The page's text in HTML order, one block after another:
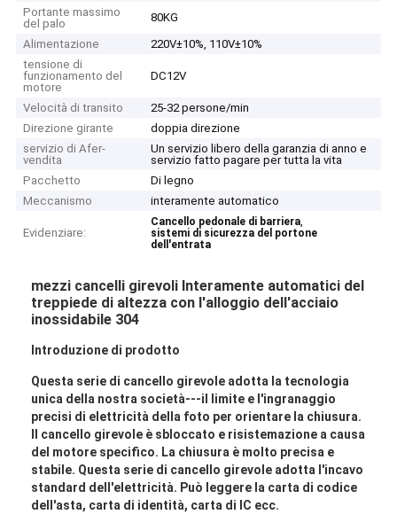
Portante massimo
del palo
80KG
Alimentazione
220V±10%, 110V±10%
tensione di
funzionamento del
motore
DC12V
Velocità di transito
25-32 persone/min
Direzione girante
doppia direzione
servizio di Afer-
vendita
Un servizio libero della garanzia di anno e
servizio fatto pagare per tutta la vita
Pacchetto
Di legno
Meccanismo
interamente automatico
Evidenziare:
Cancello pedonale di barriera,
sistemi di sicurezza del portone
dell'entrata
mezzi cancelli girevoli Interamente automatici del
treppiede di altezza con l'alloggio dell'acciaio
inossidabile 304
Introduzione di prodotto
Questa serie di cancello girevole adotta la tecnologia
unica della nostra società---il limite e l'ingranaggio
precisi di elettricità della foto per orientare la chiusura.
Il cancello girevole è sbloccato e risistemazione a causa
del motore specifico. La chiusura è molto precisa e
stabile. Questa serie di cancello girevole adotta l'incavo
standard dell'elettricità. Può leggere la carta di codice
dell'asta, carta di identità, carta di IC ecc.